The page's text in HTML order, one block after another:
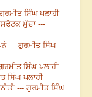
ਸਿੰਘ ਪਲਾਹੀ
ਮੁੱਦਾ ---
--- ਗੁਰਮੀਤ ਸਿੰਘ
ਸਿੰਘ ਪਲਾਹੀ
ਸਿੰਘ ਪਲਾਹੀ
--- ਗੁਰਮੀਤ ਸਿੰਘ